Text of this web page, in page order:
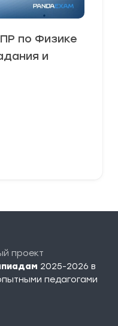
по Физике
и
проект
2025-2026 в
педагогами